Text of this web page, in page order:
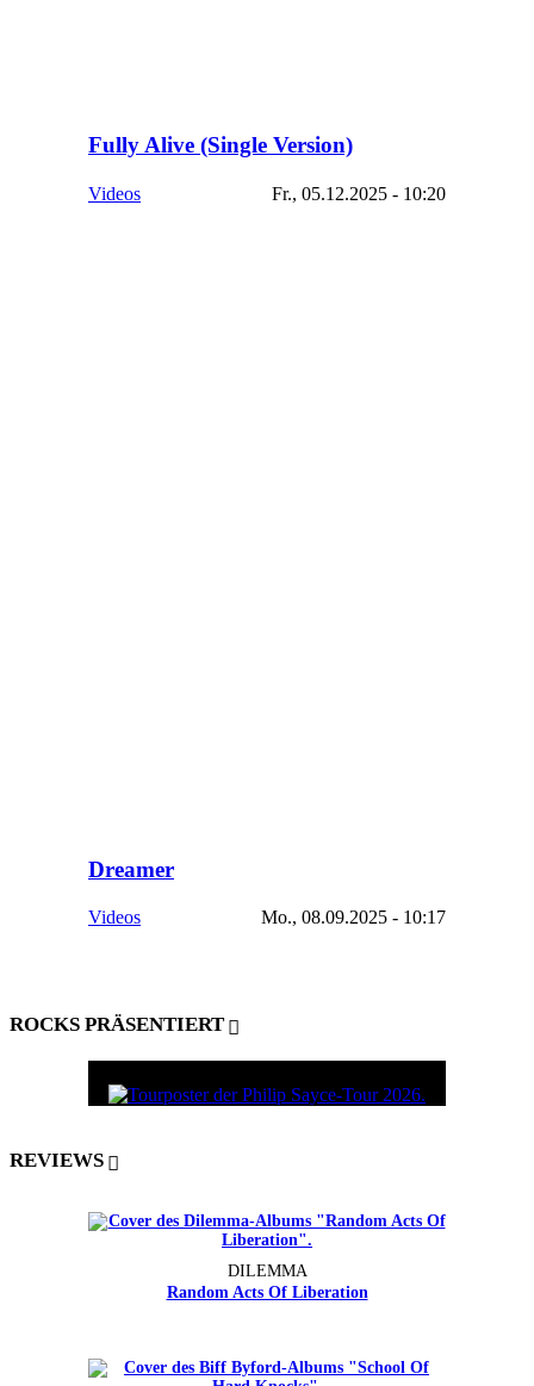
Fully Alive (Single Version)
Videos Fr., 05.12.2025 - 10:20
Dreamer
Videos Mo., 08.09.2025 - 10:17
ROCKS PRÄSENTIERT
REVIEWS
DILEMMA
Random Acts Of Liberation